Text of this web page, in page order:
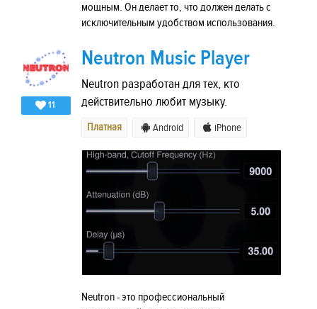
мощным. Он делает то, что должен делать с
исключительным удобством использования.
11
Neutron Music Player
Neutron разработан для тех, кто
действительно любит музыку.
Платная Android iPhone
Neutron - это профессиональный